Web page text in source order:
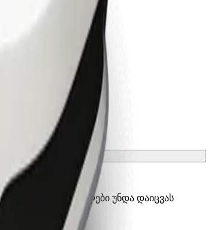
გალიის, სავარძლები უნდა დაიცვას